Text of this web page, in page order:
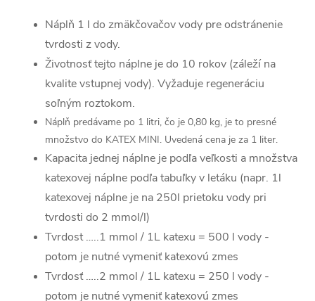
Náplň 1 l do zmäkčovačov vody pre odstránenie
tvrdosti z vody.
Životnosť tejto náplne je do 10 rokov (záleží na
kvalite vstupnej vody). Vyžaduje regeneráciu
soľným roztokom.
Náplň predávame po 1 litri, čo je 0,80 kg, je to presné
množstvo do KATEX MINI. Uvedená cena je za 1 liter.
Kapacita jednej náplne je podľa veľkosti a množstva
katexovej náplne podľa tabuľky v letáku (napr. 1l
katexovej náplne je na 250l prietoku vody pri
tvrdosti do 2 mmol/l)
Tvrdost …..1 mmol / 1L katexu = 500 l vody -
potom je nutné vymeniť katexovú zmes
Tvrdosť …..2 mmol / 1L katexu = 250 l vody -
potom je nutné vymeniť katexovú zmes